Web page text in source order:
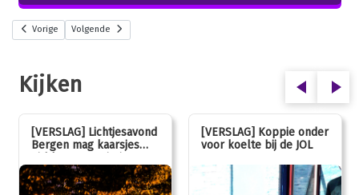
Vorige Volgende
Kijken
[VERSLAG] Lichtjesavond
Bergen mag kaarsjes
jubileum!
[VERSLAG] Koppie onder
voor koelte bij de JOL